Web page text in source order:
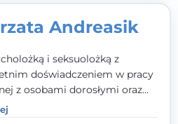
Andreasik
i seksuolożką z
doświadczeniem w pracy
z osobami dorosłymi oraz
się w obszarze zdrowia
żałoby, kryzysów życiowych i